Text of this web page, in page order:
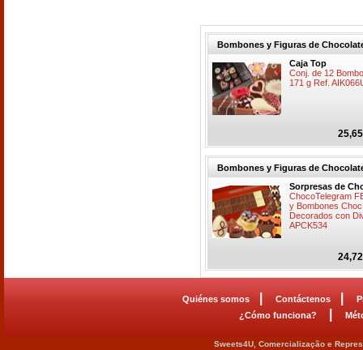
Bombones y Figuras de
Caja Top
Conj. de 12
171 g Ref.
Bombones y Figuras de
Sorpresas de
ChocoTelegram
y Bombones
Decorados con
APCK534
Quiénes somos Contáctenos
¿Cómo funciona?
Sweets4U, Comercialização e